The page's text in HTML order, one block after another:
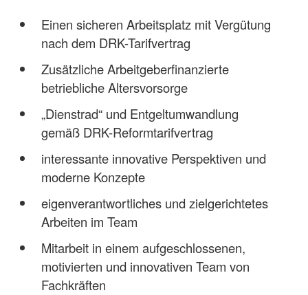
Einen sicheren Arbeitsplatz mit Vergütung
nach dem DRK-Tarifvertrag
Zusätzliche Arbeitgeberfinanzierte
betriebliche Altersvorsorge
„Dienstrad“ und Entgeltumwandlung
gemäß DRK-Reformtarifvertrag
interessante innovative Perspektiven und
moderne Konzepte
eigenverantwortliches und zielgerichtetes
Arbeiten im Team
Mitarbeit in einem aufgeschlossenen,
motivierten und innovativen Team von
Fachkräften